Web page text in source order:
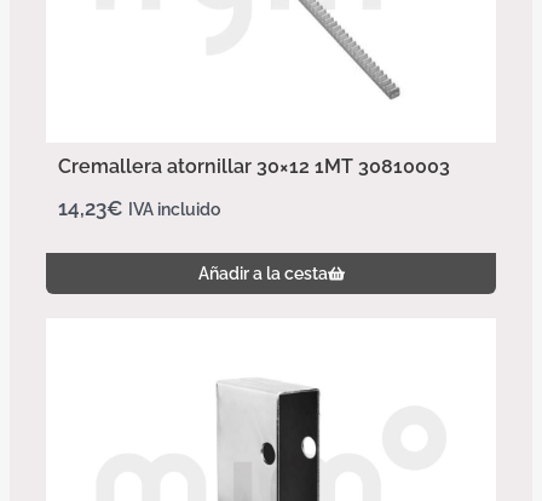
Cremallera atornillar 30×12 1MT 30810003
14,23€ IVA incluido
Añadir a la cesta